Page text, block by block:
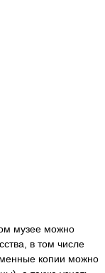
музее можно
в том числе
копии можно